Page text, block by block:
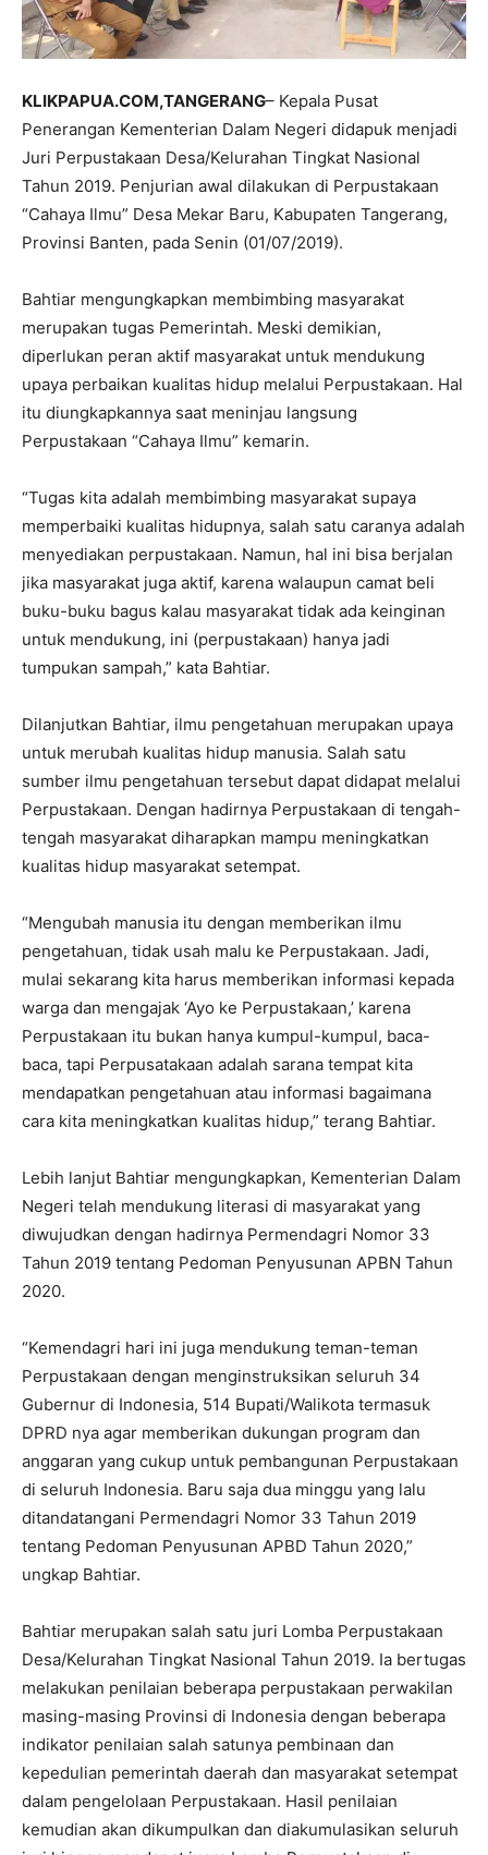
KLIKPAPUA.COM,TANGERANG– Kepala Pusat
Penerangan Kementerian Dalam Negeri didapuk menjadi
Juri Perpustakaan Desa/Kelurahan Tingkat Nasional
Tahun 2019. Penjurian awal dilakukan di Perpustakaan
“Cahaya Ilmu” Desa Mekar Baru, Kabupaten Tangerang,
Provinsi Banten, pada Senin (01/07/2019).
Bahtiar mengungkapkan membimbing masyarakat
merupakan tugas Pemerintah. Meski demikian,
diperlukan peran aktif masyarakat untuk mendukung
upaya perbaikan kualitas hidup melalui Perpustakaan. Hal
itu diungkapkannya saat meninjau langsung
Perpustakaan “Cahaya Ilmu” kemarin.
“Tugas kita adalah membimbing masyarakat supaya
memperbaiki kualitas hidupnya, salah satu caranya adalah
menyediakan perpustakaan. Namun, hal ini bisa berjalan
jika masyarakat juga aktif, karena walaupun camat beli
buku-buku bagus kalau masyarakat tidak ada keinginan
untuk mendukung, ini (perpustakaan) hanya jadi
tumpukan sampah,” kata Bahtiar.
Dilanjutkan Bahtiar, ilmu pengetahuan merupakan upaya
untuk merubah kualitas hidup manusia. Salah satu
sumber ilmu pengetahuan tersebut dapat didapat melalui
Perpustakaan. Dengan hadirnya Perpustakaan di tengah-
tengah masyarakat diharapkan mampu meningkatkan
kualitas hidup masyarakat setempat.
“Mengubah manusia itu dengan memberikan ilmu
pengetahuan, tidak usah malu ke Perpustakaan. Jadi,
mulai sekarang kita harus memberikan informasi kepada
warga dan mengajak ‘Ayo ke Perpustakaan,’ karena
Perpustakaan itu bukan hanya kumpul-kumpul, baca-
baca, tapi Perpusatakaan adalah sarana tempat kita
mendapatkan pengetahuan atau informasi bagaimana
cara kita meningkatkan kualitas hidup,” terang Bahtiar.
Lebih lanjut Bahtiar mengungkapkan, Kementerian Dalam
Negeri telah mendukung literasi di masyarakat yang
diwujudkan dengan hadirnya Permendagri Nomor 33
Tahun 2019 tentang Pedoman Penyusunan APBN Tahun
2020.
“Kemendagri hari ini juga mendukung teman-teman
Perpustakaan dengan menginstruksikan seluruh 34
Gubernur di Indonesia, 514 Bupati/Walikota termasuk
DPRD nya agar memberikan dukungan program dan
anggaran yang cukup untuk pembangunan Perpustakaan
di seluruh Indonesia. Baru saja dua minggu yang lalu
ditandatangani Permendagri Nomor 33 Tahun 2019
tentang Pedoman Penyusunan APBD Tahun 2020,”
ungkap Bahtiar.
Bahtiar merupakan salah satu juri Lomba Perpustakaan
Desa/Kelurahan Tingkat Nasional Tahun 2019. Ia bertugas
melakukan penilaian beberapa perpustakaan perwakilan
masing-masing Provinsi di Indonesia dengan beberapa
indikator penilaian salah satunya pembinaan dan
kepedulian pemerintah daerah dan masyarakat setempat
dalam pengelolaan Perpustakaan. Hasil penilaian
kemudian akan dikumpulkan dan diakumulasikan seluruh